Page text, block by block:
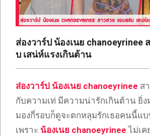
กระแส
เซ็กซี่
ONLYFANS
TIKTOK
ส่องวาร์ป น้องเนย chanoeyrinee
บ เสน่ห์แรงเกินต้าน
ส่องวาร์ป น้องเนย chanoeyrinee ส
กับความเท่ มีความน่ารักเกินต้าน ยิ่ง
มองกี่รอบก็ดูจะตกหลุมรักเธอคนนี้แบ
เพราะ น้องเนย chanoeyrinee ไม่เค